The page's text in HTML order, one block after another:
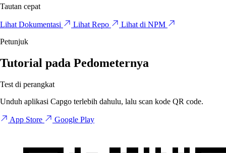
Tautan cepat
Lihat Dokumentasi Lihat Repo
Lihat di NPM
Petunjuk
Tutorial pada Pedometernya
Test di perangkat
Unduh aplikasi Capgo terlebih dahulu, lalu scan kode QR code.
App Store Google Play